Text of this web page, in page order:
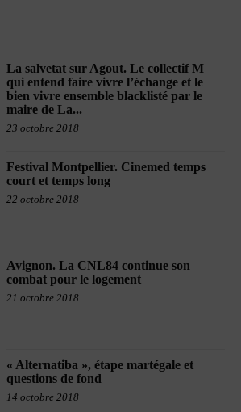
La salvetat sur Agout. Le collectif M
qui entend faire vivre l’échange et le
bien vivre ensemble blacklisté par le
maire de La...
23 octobre 2018
Festival Montpellier. Cinemed temps
court et temps long
22 octobre 2018
Avignon. La CNL84 continue son
combat pour le logement
21 octobre 2018
« Alternatiba », étape martégale et
questions de fond
14 octobre 2018